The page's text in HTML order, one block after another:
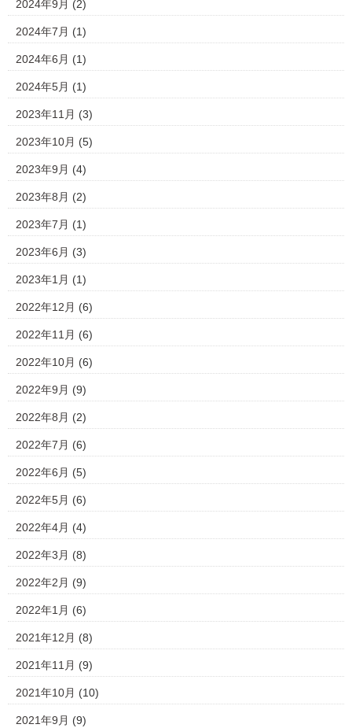
2024年9月 (2)
2024年7月 (1)
2024年6月 (1)
2024年5月 (1)
2023年11月 (3)
2023年10月 (5)
2023年9月 (4)
2023年8月 (2)
2023年7月 (1)
2023年6月 (3)
2023年1月 (1)
2022年12月 (6)
2022年11月 (6)
2022年10月 (6)
2022年9月 (9)
2022年8月 (2)
2022年7月 (6)
2022年6月 (5)
2022年5月 (6)
2022年4月 (4)
2022年3月 (8)
2022年2月 (9)
2022年1月 (6)
2021年12月 (8)
2021年11月 (9)
2021年10月 (10)
2021年9月 (9)